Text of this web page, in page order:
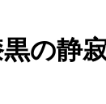
の静